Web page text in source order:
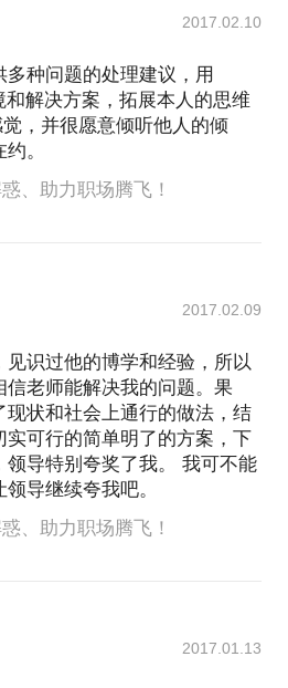
2017.02.10
种问题的处理建议，用
解决方案，拓展本人的思维
，并很愿意倾听他人的倾
。
、助力职场腾飞！
2017.02.09
见识过他的博学和经验，所以
老师能解决我的问题。果
状和社会上通行的做法，结
可行的简单明了的方案，下
领导特别夸奖了我。 我可不能
导继续夸我吧。
、助力职场腾飞！
2017.01.13